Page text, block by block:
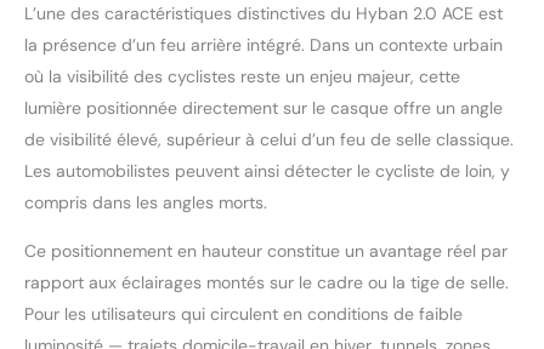
L’une des caractéristiques distinctives du Hyban 2.0 ACE est
la présence d’un feu arrière intégré. Dans un contexte urbain
où la visibilité des cyclistes reste un enjeu majeur, cette
lumière positionnée directement sur le casque offre un angle
de visibilité élevé, supérieur à celui d’un feu de selle classique.
Les automobilistes peuvent ainsi détecter le cycliste de loin, y
compris dans les angles morts.
Ce positionnement en hauteur constitue un avantage réel par
rapport aux éclairages montés sur le cadre ou la tige de selle.
Pour les utilisateurs qui circulent en conditions de faible